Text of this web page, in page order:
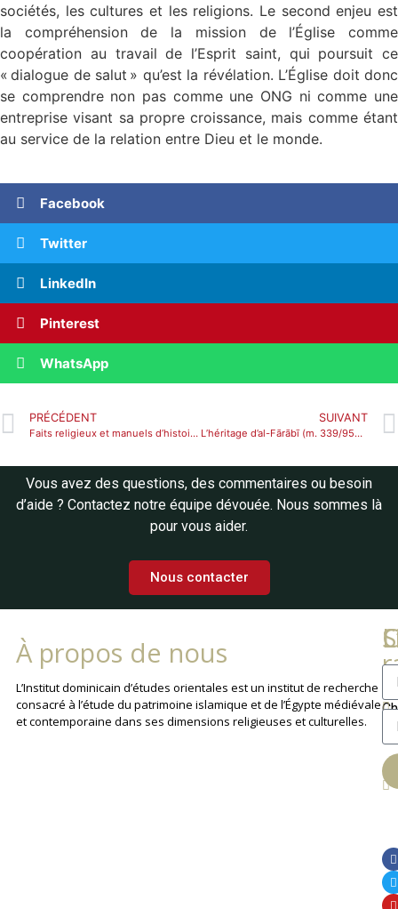
sociétés, les cultures et les religions. Le second enjeu est
la compréhension de la mission de l’Église comme
coopération au travail de l’Esprit saint, qui poursuit ce
« dialogue de salut » qu’est la révélation. L’Église doit donc
se comprendre non pas comme une ONG ni comme une
entreprise visant sa propre croissance, mais comme étant
au service de la relation entre Dieu et le monde.
Facebook
Twitter
LinkedIn
Pinterest
WhatsApp
PRÉCÉDENT
Faits religieux et manuels d’histoire
SUIVANT
L’héritage d’al-Fārābī (m. 339/950) dans la pensée philosophique en Andalousie
Vous avez des questions, des commentaires ou besoin
d’aide ? Contactez notre équipe dévouée. Nous sommes là
pour vous aider.
Nous contacter
À propos de nous
L’Institut dominicain d’études orientales est un institut de recherche
consacré à l’étude du patrimoine islamique et de l’Égypte médiévale
et contemporaine dans ses dimensions religieuses et culturelles.
La